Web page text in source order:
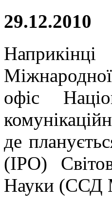
29.12.2010
офіс
де
(IPO)
Науки